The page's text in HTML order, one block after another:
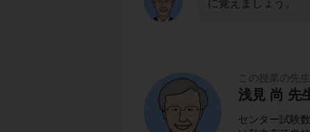
に覚えましょう。
この授業の先生
浅見 尚 先
センター試験